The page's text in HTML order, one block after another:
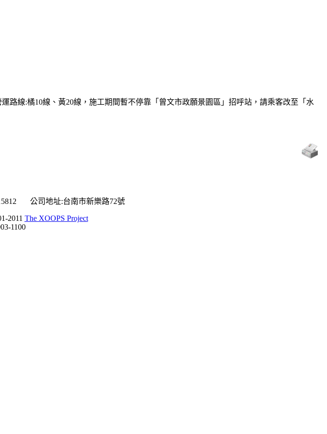
路線:橘10線、黃20線，施工期間暫不停靠「曾文市政願景園區」招呼站，請乘客改至「水
公司地址:台南市新樂路72號
2011 The XOOPS Project
1100